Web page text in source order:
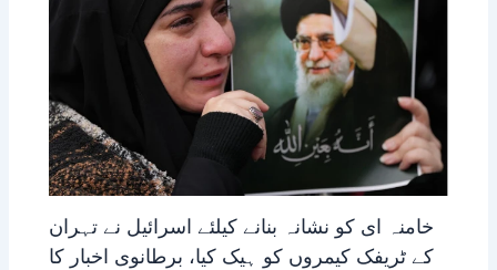
خامنہ ای کو نشانہ بنانے کیلئے اسرائیل نے تہران
کے ٹریفک کیمروں کو ہیک کیا، برطانوی اخبار کا